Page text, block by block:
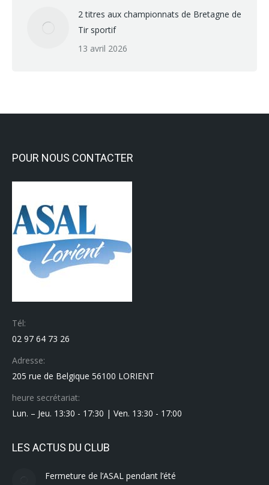
2 titres aux championnats de Bretagne de
Tir sportif
13 avril 2026
POUR NOUS CONTACTER
Tél:
02 97 64 73 26
Adresse:
205 rue de Belgique 56100 LORIENT
heure secrétariat:
Lun. – Jeu. 13:30 - 17:30 | Ven. 13:30 - 17:00
LES ACTUS DU CLUB
Fermeture de l’ASAL pendant l’été